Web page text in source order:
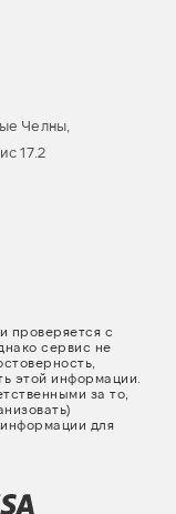
Челны,
17.2
проверяется с
сервис не
этой информации.
за то,
для